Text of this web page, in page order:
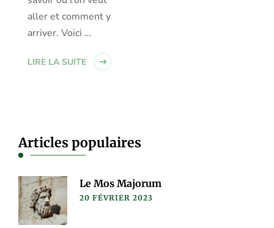
aller et comment y
arriver. Voici …
LIRE LA SUITE
Articles populaires
Le Mos Majorum
20 FÉVRIER 2023